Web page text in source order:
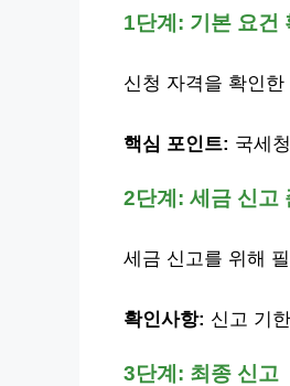
1단계: 기본 요건
신청 자격을 확인
핵심 포인트: 국세
2단계: 세금 신고
세금 신고를 위해
확인사항: 신고 기
3단계: 최종 신고